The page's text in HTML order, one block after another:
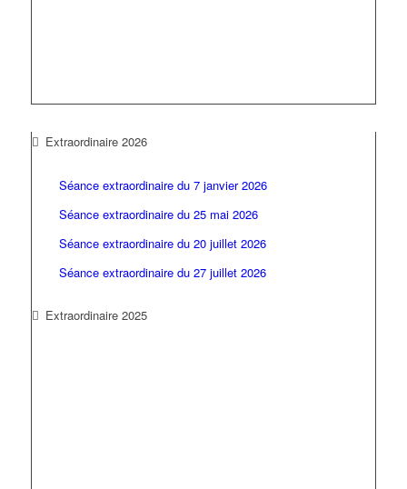
Extraordinaire 2026
Séance extraordinaire du 7 janvier 2026
Séance extraordinaire du 25 mai 2026
Séance extraordinaire du 20 juillet 2026
Séance extraordinaire du 27 juillet 2026
Extraordinaire 2025